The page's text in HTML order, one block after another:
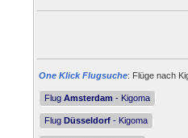
One Klick Flugsuche: Flüge nach
Flug Amsterdam - Kigoma
Flug Düsseldorf - Kigoma